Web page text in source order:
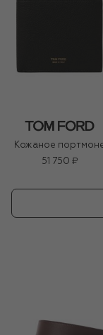
Кожаное
51 750 ₽